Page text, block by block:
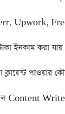
Upwork,
ইনকাম করা যায়
ক্লায়েন্ট
Content Writer